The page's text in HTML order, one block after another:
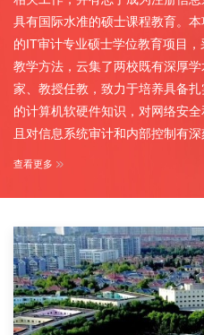
具有国际水准的硕士课程教育。
的IT审计专业硕士学位教育项目
教学方法，云集了两校既有深厚
家、教授任教，致力于培养具备
的计算机软硬件知识，对网络安
且对信息系统审计和内部控制有
查看更多